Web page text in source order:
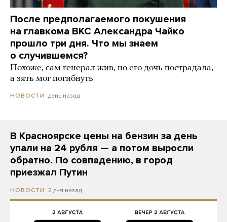
После предполагаемого покушения
на главкома ВКС Александра Чайко
прошло три дня. Что мы знаем
о случившемся?
Похоже, сам генерал жив, но его дочь пострадала,
а зять мог погибнуть
НОВОСТИ день назад
В Красноярске цены на бензин за день
упали на 24 рубля — а потом выросли
обратно. По совпадению, в город
приезжал Путин
НОВОСТИ 2 дня назад